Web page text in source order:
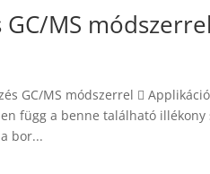
MS módszerrel
GC/MS módszerrel 
függ a benne található
bor...